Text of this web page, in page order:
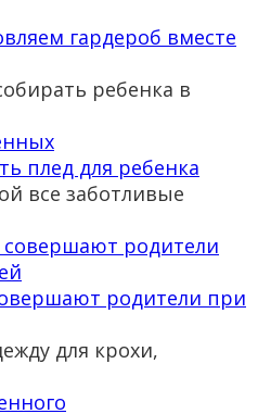
гардероб вместе
ребенка в
плед для ребенка
все заботливые
родители при
для крохи,